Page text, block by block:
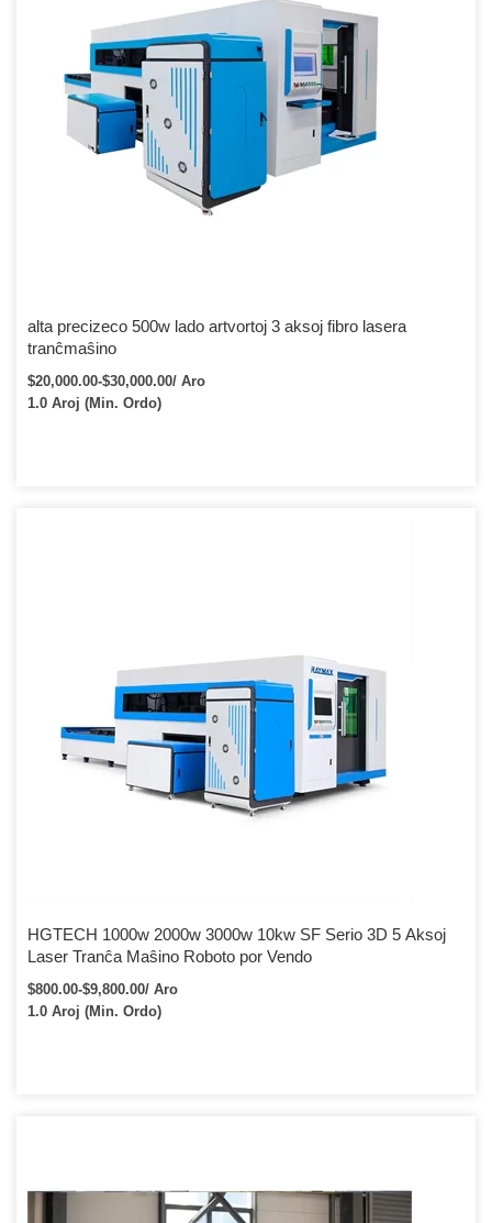
alta precizeco 500w lado artvortoj 3 aksoj fibro lasera
tranĉmaŝino
$20,000.00-$30,000.00/ Aro
1.0 Aroj (Min. Ordo)
HGTECH 1000w 2000w 3000w 10kw SF Serio 3D 5 Aksoj
Laser Tranĉa Maŝino Roboto por Vendo
$800.00-$9,800.00/ Aro
1.0 Aroj (Min. Ordo)